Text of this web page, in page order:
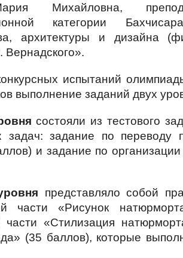
Михайловна,
категории
архитектуры и дизайна
испытаний
выполнение заданий двух
состояли из тестового
задач: задание по переводу
и задание по
представляло собой
части «Рисунок
части «Стилизация
(35 баллов), которые